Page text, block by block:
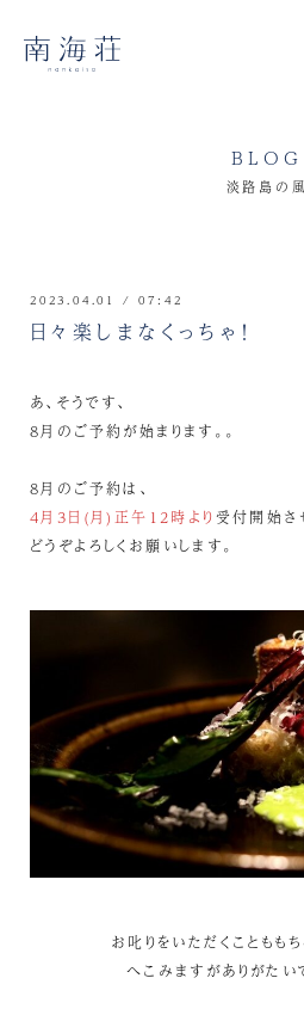
BLOG
淡路島の風
2023.04.01 / 07:42
日々楽しまなくっちゃ！
あ、そうです、
8月のご予約が始まります。。
8月のご予約は、
4月3日(月)正午12時より 受付開始さ
どうぞよろしくお願いします。
お叱りをいただくこともも
へこみますがありがたい